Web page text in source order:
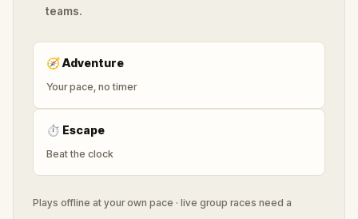
teams.
🧭Adventure
Your pace, no timer
⏱ Escape
Beat the clock
Plays offline at your own pace · live group races need a